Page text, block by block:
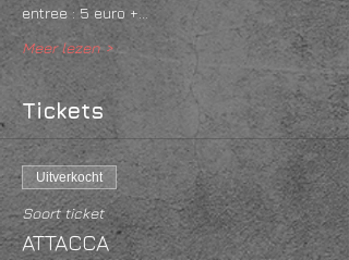
entree : 5 euro +…
Meer lezen >
Tickets
Uitverkocht
Soort ticket
ATTACCA